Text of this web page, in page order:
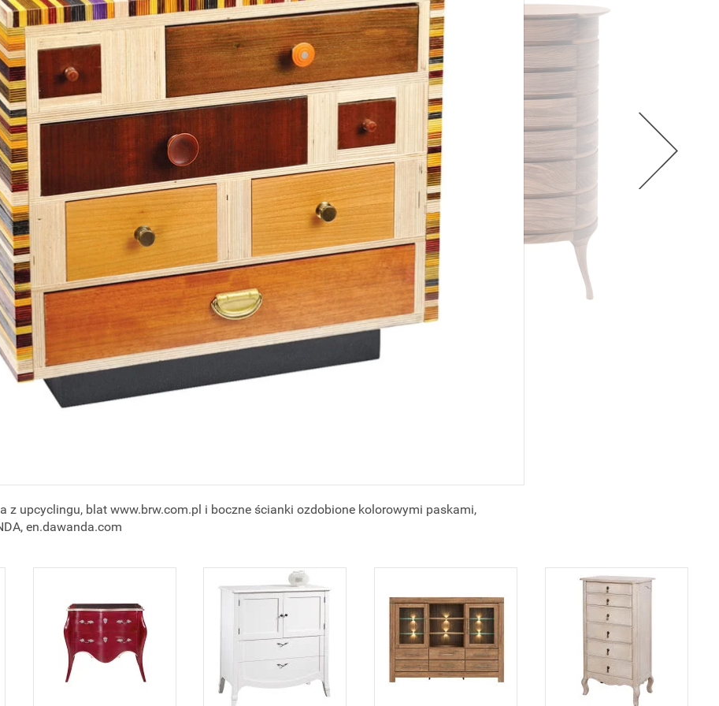
z upcyclingu, blat www.brw.com.pl i boczne ścianki ozdobione kolorowymi paskami,
en.dawanda.com